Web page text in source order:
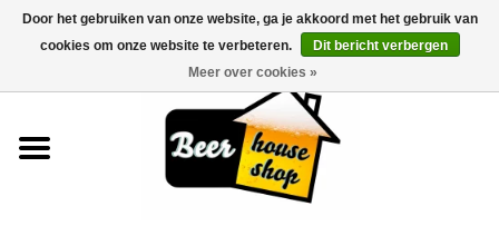
0 Artikelen - €0,00
Door het gebruiken van onze website, ga je akkoord met het gebruik van
cookies om onze website te verbeteren.
Dit bericht verbergen
Meer over cookies »